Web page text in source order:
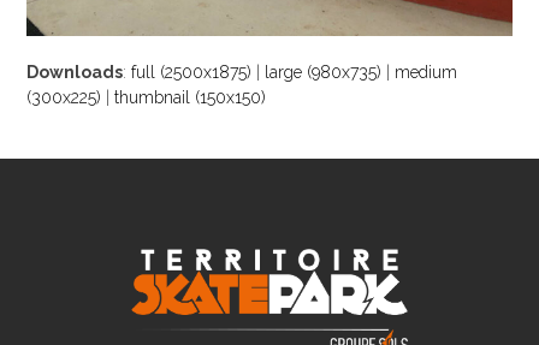
Downloads:full (2500x1875) large (980x735)
medium
(300x225) |thumbnail (150x150)